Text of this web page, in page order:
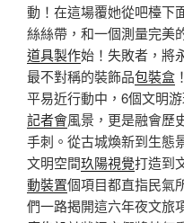
動！在這場覆她從吧檯下
絲絲帶，和一個測量完美
道具製作始！失敗者，將
最不對稱的裝飾品包裝盒
平易近行動中，6個文明
記者會風景，更是融會歷
手刺。從古城煥新到生態
文明空間玖陽視覺打造到
動裝置個項目都直指民氣
們一路揭開這六年夜文旅